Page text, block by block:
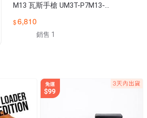
M13 瓦斯手槍 UM3T-P7M13-B
6,810
銷售 1